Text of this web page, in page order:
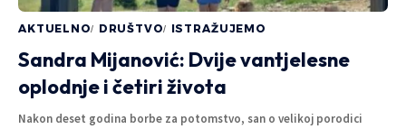
AKTUELNO DRUŠTVO ISTRAŽUJEMO
Sandra Mijanović: Dvije vantjelesne
oplodnje i četiri života
Nakon deset godina borbe za potomstvo, san o velikoj porodici